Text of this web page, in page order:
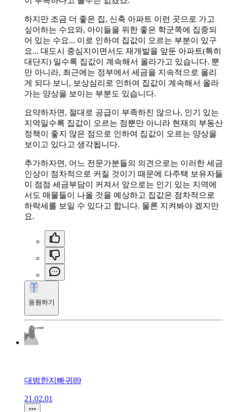
하지만 조금 더 좋은 집, 신축 아파트 이런 곳으로 가고
싶어하는 수요와, 아이들을 위한 좋은 학군쪽에 집중되
어 있는 수요... 이로 인하여 집값이 오르는 부분이 있구
요... 대도시 중심지이면서도 재개발을 앞둔 아파트(특히
대단지) 일수록 집값이 계속해서 올라가고 있습니다. 뿐
만 아니라, 최근에는 정부에서 세금을 지속적으로 올리
게 되다 보니, 보상심리로 인하여 집값이 계속해서 올라
가는 양상을 보이는 부분도 있습니다.
요약하자면, 절대로 공급이 부족하진 않으나, 인기 있는
지역일수록 집값이 오르는 점뿐만 아니라 현재의 부동산
정책이 좋지 않은 점으로 인하여 집값이 오르는 양상을
보이고 있다고 생각됩니다.
추가하자면, 어느 전문가분들의 의견으로는 이러한 세금
인상이 점차적으로 커질 것이기 때문에 다주택 보유자들
이 점점 세금부담이 커져서 앞으로는 인기 있는 지역에
서도 매물들이 나올 것을 예상하고 집값은 점차적으로
하락세를 보일 수 있다고 합니다. 물론 지켜봐야 겠지만
요.
응원하기
대범한지빠귀89
21.02.01